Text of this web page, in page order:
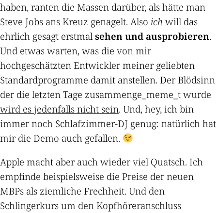
haben, ranten die Massen darüber, als hätte man
Steve Jobs ans Kreuz genagelt. Also ichwill das
ehrlich gesagt erstmalsehen und ausprobieren.
Und etwas warten, was die von mir
hochgeschätzten Entwickler meiner geliebten
Standardprogramme damit anstellen. Der Blödsinn
der die letzten Tage zusammenge_meme_t wurde
wird es jedenfalls nicht sein. Und, hey, ich bin
immer noch Schlafzimmer-DJ genug: natürlich hat
mir die Demo auch gefallen.
Apple macht aber auch wieder viel Quatsch. Ich
empfinde beispielsweise die Preise der neuen
MBPs als ziemliche Frechheit. Und den
Schlingerkurs um den Kopfhöreranschluss